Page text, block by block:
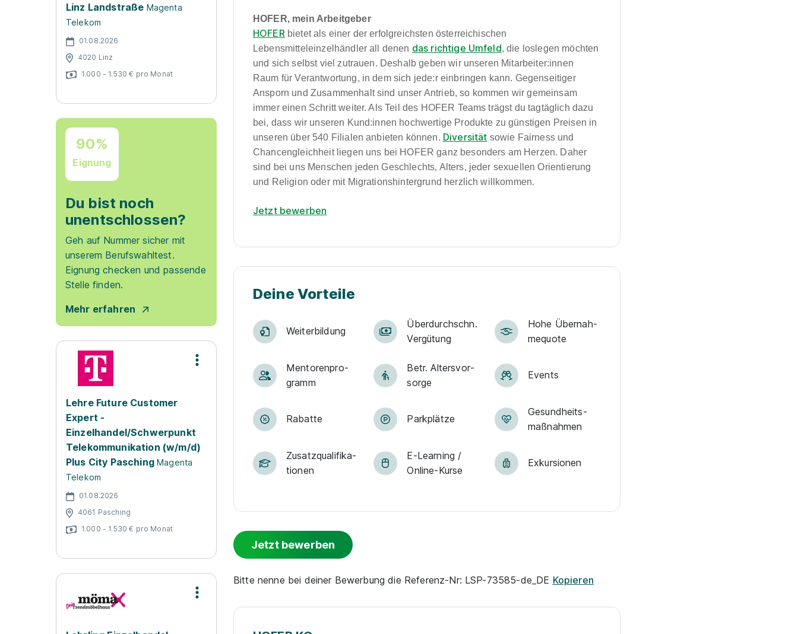
Linz Landstraße Magenta
Telekom
01.08.2026
4020 Linz
1.000 - 1.530 € pro Monat
90%
Eignung
Du bist noch
unentschlossen?
Geh auf Nummer sicher mit
unserem Berufswahltest.
Eignung checken und passende
Stelle finden.
Mehr erfahren
Lehre Future Customer
Expert -
Einzelhandel/Schwerpunkt
Telekommunikation (w/m/d)
Plus City Pasching Magenta
Telekom
01.08.2026
4061 Pasching
1.000 - 1.530 € pro Monat
HOFER, mein Arbeitgeber
HOFER bietet als einer der erfolgreichsten österreichischen
Lebensmitteleinzelhändler all denen das richtige Umfeld, die loslegen möchten
und sich selbst viel zutrauen. Deshalb geben wir unseren Mitarbeiter:innen
Raum für Verantwortung, in dem sich jede:r einbringen kann. Gegenseitiger
Ansporn und Zusammenhalt sind unser Antrieb, so kommen wir gemeinsam
immer einen Schritt weiter. Als Teil des HOFER Teams trägst du tagtäglich dazu
bei, dass wir unseren Kund:innen hochwertige Produkte zu günstigen Preisen in
unseren über 540 Filialen anbieten können. Diversität sowie Fairness und
Chancengleichheit liegen uns bei HOFER ganz besonders am Herzen. Daher
sind bei uns Menschen jeden Geschlechts, Alters, jeder sexuellen Orientierung
und Religion oder mit Migrationshintergrund herzlich willkommen.
Jetzt bewerben
Deine Vorteile
Weiter­bildung
Über­durch­schn.
Ver­gü­tung
Hohe Über­nah­
me­quote
Men­to­ren­pro­
gramm
Betr. Alters­vor­
sorge
Events
Rabatte Park­plätze
Ge­sund­heits­
maß­nah­men
Zu­satz­qua­li­fi­ka­
tio­nen
E-Lear­ning /
On­line-Kur­se
Exkur­sionen
Jetzt bewerben
Bitte nenne bei deiner Bewerbung die Referenz-Nr: LSP-73585-de_DE Kopieren